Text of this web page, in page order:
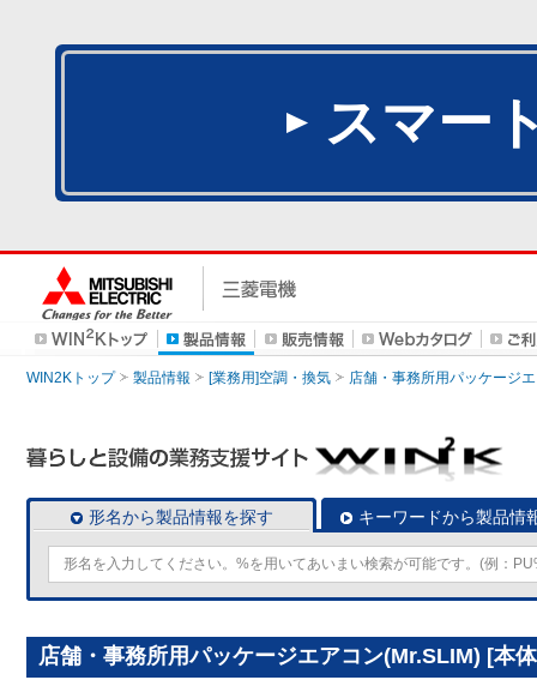
スマー
WIN2Kトップ 製品情報 [業務用]空調・換気 店舗・事務所用パッケージ
形名から製品情報を探す キーワードから製品情
店舗・事務所用パッケージエアコン(Mr.SLIM) [本